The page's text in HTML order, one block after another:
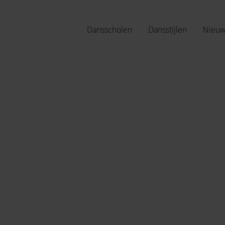
Dansscholen Dansstijlen